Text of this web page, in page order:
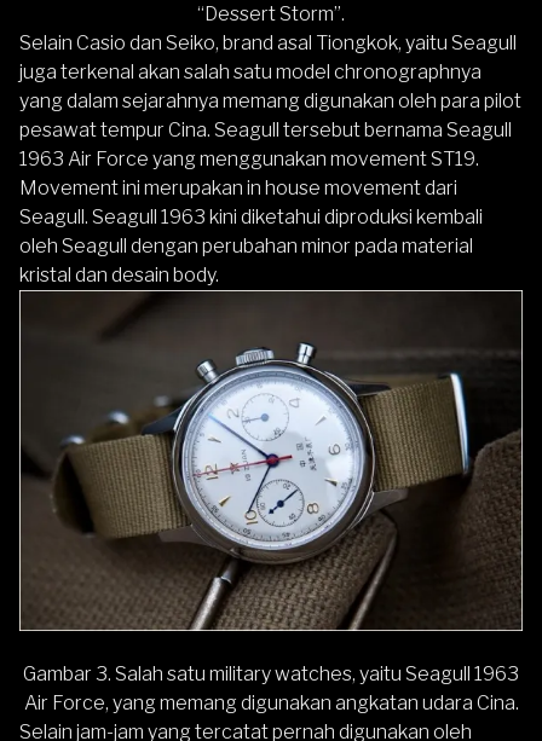
“Dessert Storm”.
Selain Casio dan Seiko, brand asal Tiongkok, yaitu Seagull
juga terkenal akan salah satu model chronographnya
yang dalam sejarahnya memang digunakan oleh para pilot
pesawat tempur Cina. Seagull tersebut bernama Seagull
1963 Air Force yang menggunakan movement ST19.
Movement ini merupakan in house movement dari
Seagull. Seagull 1963 kini diketahui diproduksi kembali
oleh Seagull dengan perubahan minor pada material
kristal dan desain body.
Gambar 3. Salah satu military watches, yaitu Seagull 1963
Air Force, yang memang digunakan angkatan udara Cina.
Selain jam-jam yang tercatat pernah digunakan oleh